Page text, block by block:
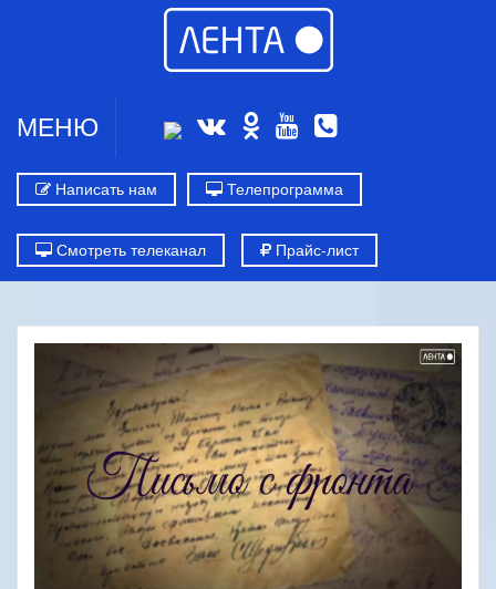
МЕНЮ
Написать нам Телепрограмма
Смотреть телеканал Прайс-лист